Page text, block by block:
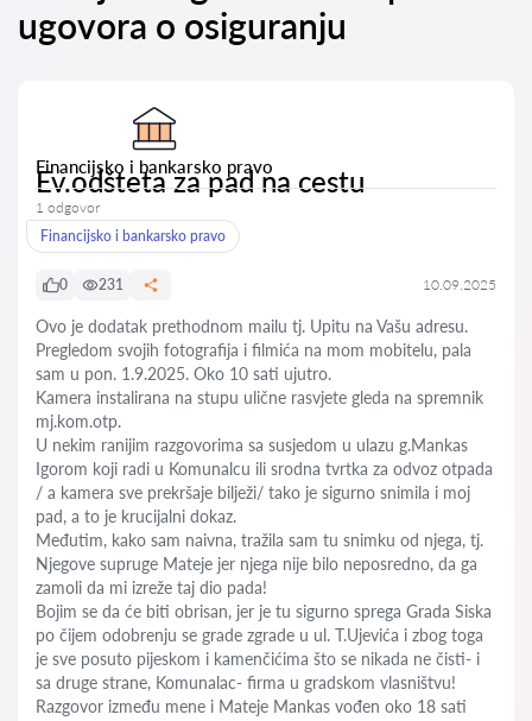
ugovora o osiguranju
Financijsko i bankarsko pravo
Ev.odšteta za pad na cestu
1 odgovor
Financijsko i bankarsko pravo
0 231 10.09.2025
Ovo je dodatak prethodnom mailu tj. Upitu na Vašu adresu.
Pregledom svojih fotografija i filmića na mom mobitelu, pala
sam u pon. 1.9.2025. Oko 10 sati ujutro.
Kamera instalirana na stupu ulične rasvjete gleda na spremnik
mj.kom.otp.
U nekim ranijim razgovorima sa susjedom u ulazu g.Mankas
Igorom koji radi u Komunalcu ili srodna tvrtka za odvoz otpada
/ a kamera sve prekršaje bilježi/ tako je sigurno snimila i moj
pad, a to je krucijalni dokaz.
Međutim, kako sam naivna, tražila sam tu snimku od njega, tj.
Njegove supruge Mateje jer njega nije bilo neposredno, da ga
zamoli da mi izreže taj dio pada!
Bojim se da će biti obrisan, jer je tu sigurno sprega Grada Siska
po čijem odobrenju se grade zgrade u ul. T.Ujevića i zbog toga
je sve posuto pijeskom i kamenčićima što se nikada ne čisti- i
sa druge strane, Komunalac- firma u gradskom vlasništvu!
Razgovor između mene i Mateje Mankas vođen oko 18 sati